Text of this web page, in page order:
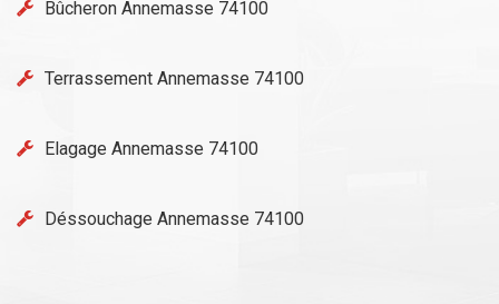
Bûcheron Annemasse 74100
Terrassement Annemasse 74100
Elagage Annemasse 74100
Déssouchage Annemasse 74100